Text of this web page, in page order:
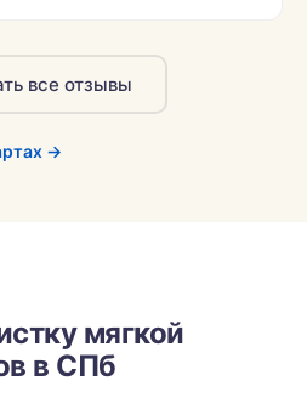
все отзывы
→
мягкой
в СПб